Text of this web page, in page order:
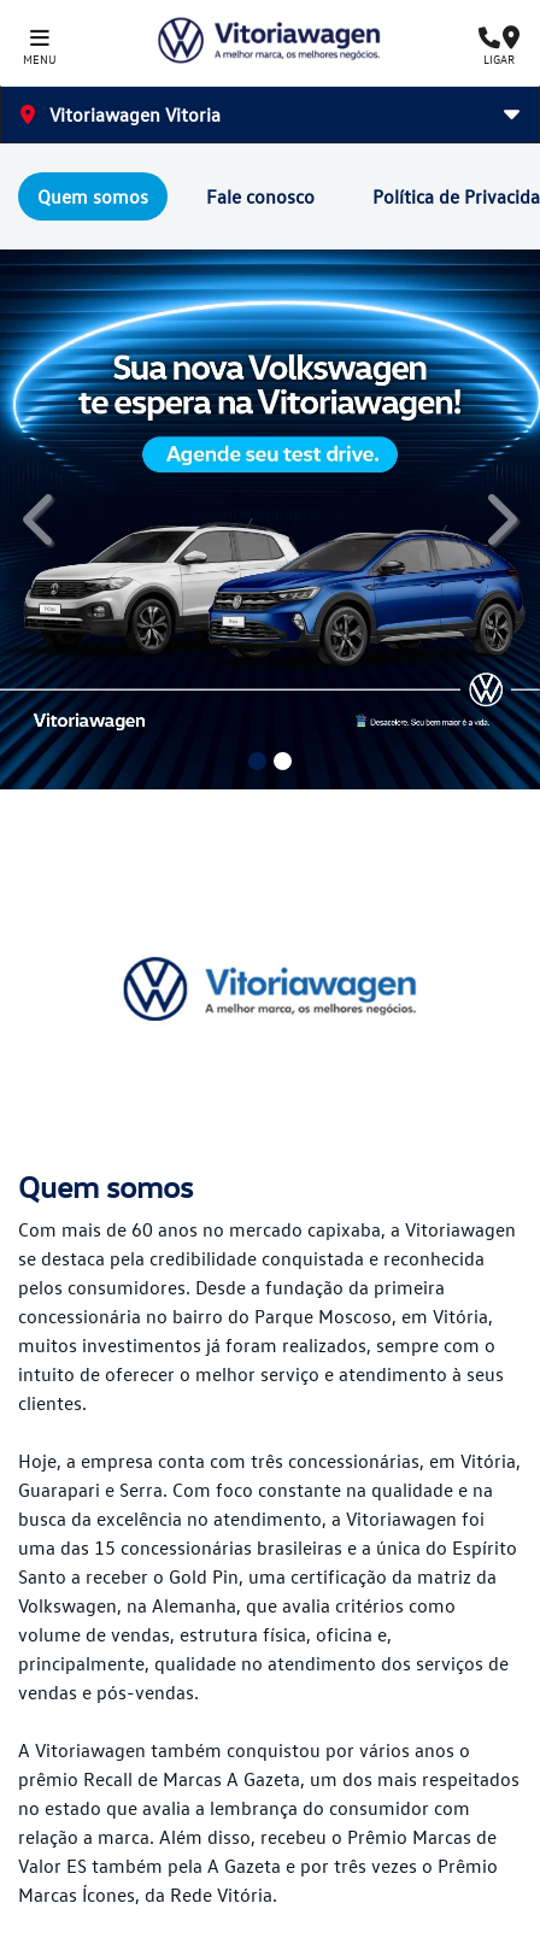
MENU LIGAR
Vitoriawagen Vitoria
Quem somos Fale conosco Política de
templates.template-
Quem somos
Com mais de 60 anos no mercado capixaba, a Vitoriawagen
se destaca pela credibilidade conquistada e reconhecida
pelos consumidores. Desde a fundação da primeira
concessionária no bairro do Parque Moscoso, em Vitória,
muitos investimentos já foram realizados, sempre com o
intuito de oferecer o melhor serviço e atendimento à seus
clientes.
Hoje, a empresa conta com três concessionárias, em Vitória,
Guarapari e Serra. Com foco constante na qualidade e na
busca da excelência no atendimento, a Vitoriawagen foi
uma das 15 concessionárias brasileiras e a única do Espírito
Santo a receber o Gold Pin, uma certificação da matriz da
Volkswagen, na Alemanha, que avalia critérios como
volume de vendas, estrutura física, oficina e,
principalmente, qualidade no atendimento dos serviços de
vendas e pós-vendas.
A Vitoriawagen também conquistou por vários anos o
prêmio Recall de Marcas A Gazeta, um dos mais respeitados
no estado que avalia a lembrança do consumidor com
relação a marca. Além disso, recebeu o Prêmio Marcas de
Valor ES também pela A Gazeta e por três vezes o Prêmio
Marcas Ícones, da Rede Vitória.